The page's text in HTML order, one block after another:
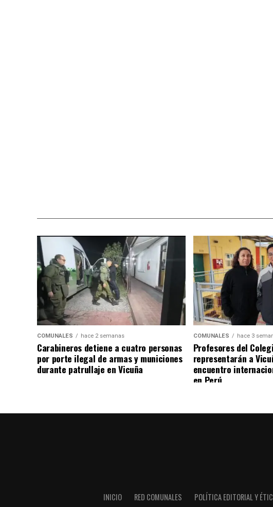
COMUNALES hace 2 semanas
Carabineros detiene a cuatro personas
por porte ilegal de armas y municiones
durante patrullaje en Vicuña
COMUNALES hace 3
Profesores del
representarán a
encuentro
en Perú
INICIO RED COMUNALES POLÍTICA EDITORIAL Y